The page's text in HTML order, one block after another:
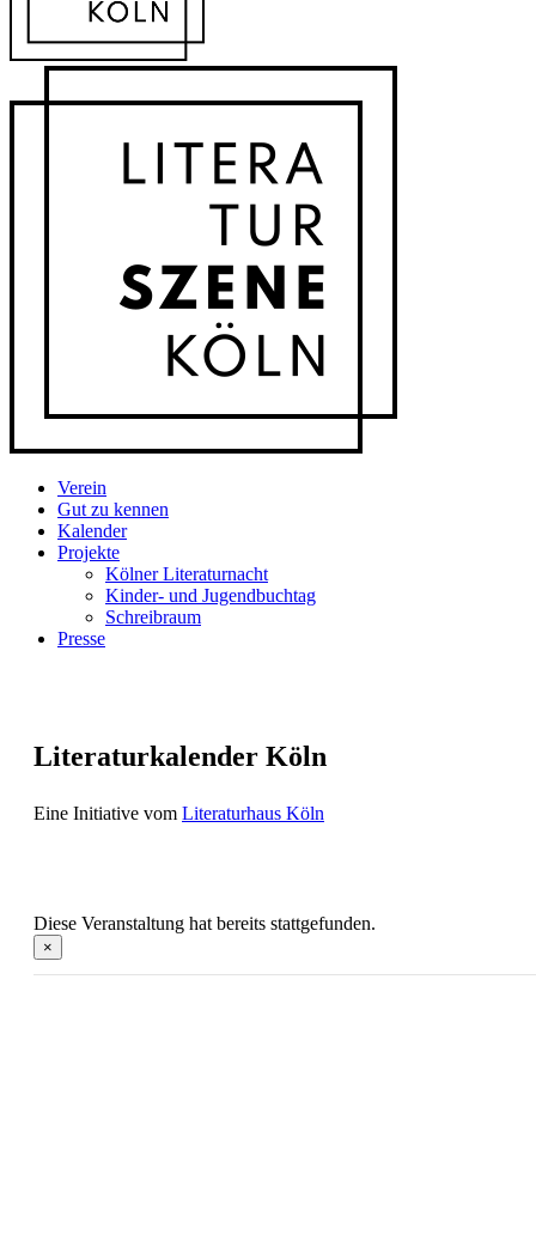
Verein
Gut zu kennen
Kalender
Projekte
Kölner Literaturnacht
Kinder- und Jugendbuchtag
Schreibraum
Presse
Literaturkalender Köln
Eine Initiative vom Literaturhaus Köln
Diese Veranstaltung hat bereits stattgefunden.
×